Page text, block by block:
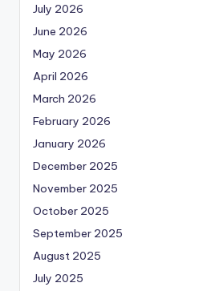
July 2026
June 2026
May 2026
April 2026
March 2026
February 2026
January 2026
December 2025
November 2025
October 2025
September 2025
August 2025
July 2025